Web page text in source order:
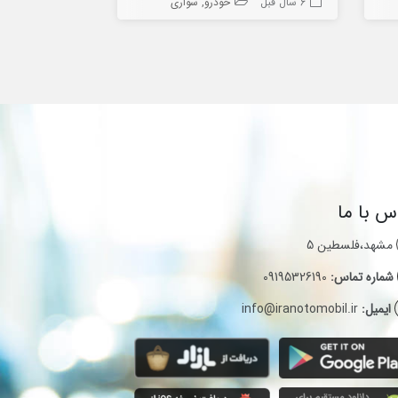
با ما
مشهد،فلسطین 5
شماره تماس: 09195326190
ایمیل: info@iranotomobil.ir